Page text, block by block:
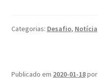
Categorias: Desafio, Notícia
Publicado em 2020-01-18por